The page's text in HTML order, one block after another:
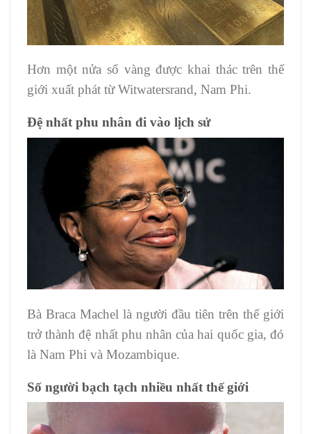
Hơn một nửa số vàng được khai thác trên thế
giới xuất phát từ Witwatersrand, Nam Phi.
Đệ nhất phu nhân đi vào lịch sử
Bà Braca Machel là người đầu tiên trên thế giới
trở thành đệ nhất phu nhân của hai quốc gia, đó
là Nam Phi và Mozambique.
Số người bạch tạch nhiều nhất thế giới